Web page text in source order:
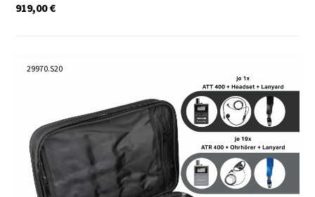
€
919,00
29970.S20